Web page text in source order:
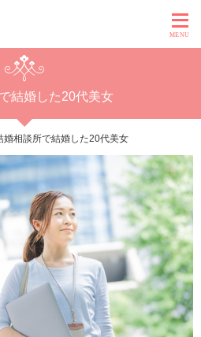
MENU
結婚した20代美女
婚相談所で結婚した20代美女